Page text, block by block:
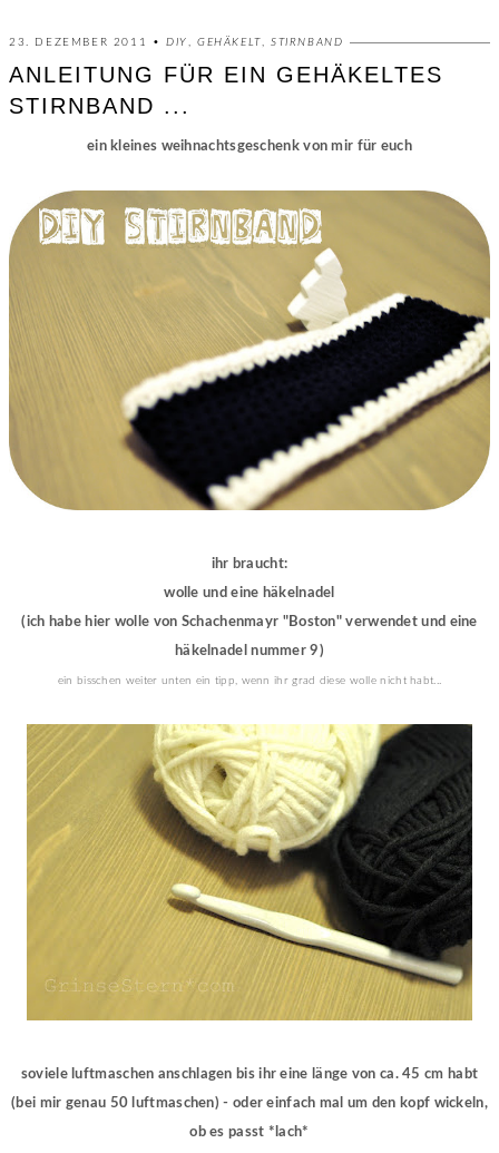
23. DEZEMBER 2011 • DIY ,GEHÄKELT STIRNBAND
ANLEITUNG FÜR EIN GEHÄKELTES
STIRNBAND ...
ein kleines weihnachtsgeschenk von mir für euch
ihr braucht:
wolle und eine häkelnadel
(ich habe hier wolle von Schachenmayr "Boston" verwendet und eine
häkelnadel nummer 9)
ein bisschen weiter unten ein tipp, wenn ihr grad diese wolle nicht habt...
soviele luftmaschen anschlagen bis ihr eine länge von ca. 45 cm habt
(bei mir genau 50 luftmaschen) - oder einfach mal um den kopf wickeln,
ob es passt *lach*